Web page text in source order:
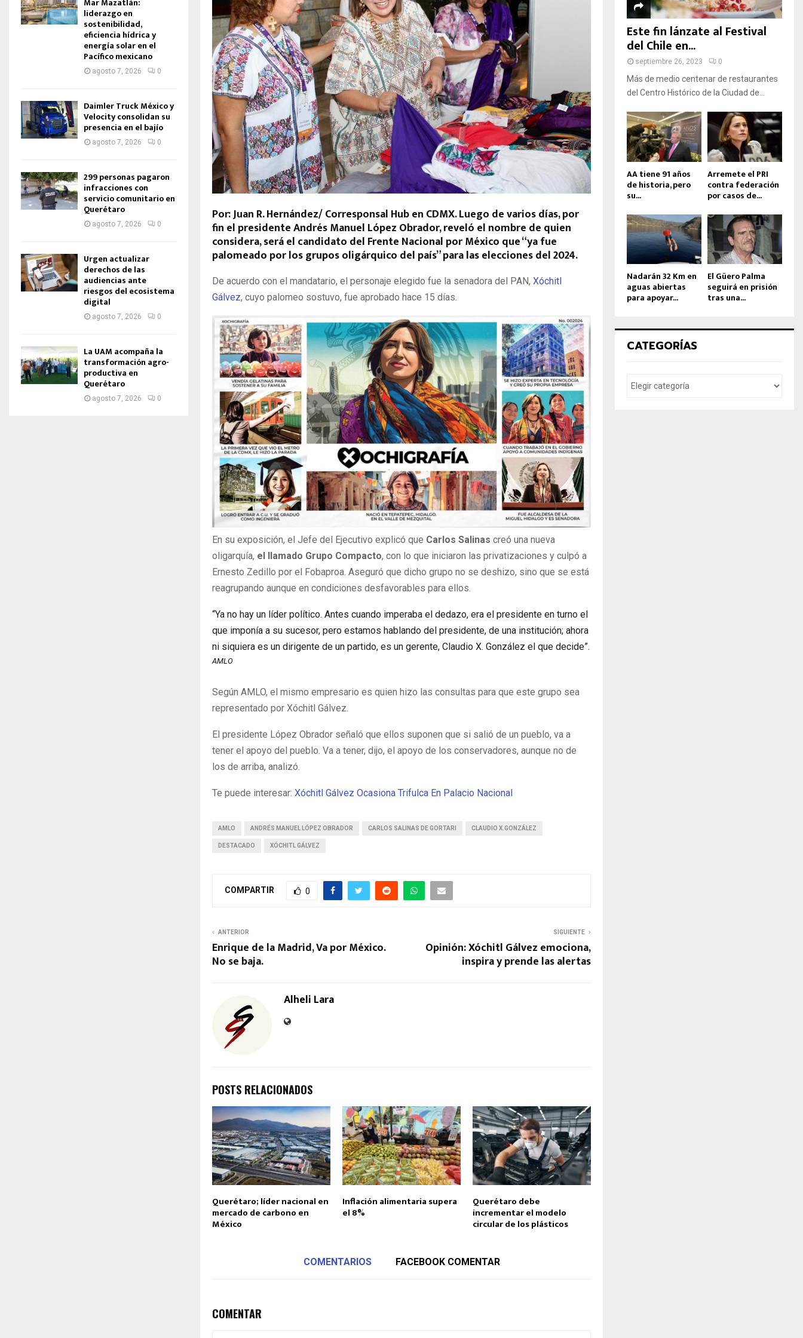
Por: Juan R. Hernández/ Corresponsal Hub en CDMX. Luego de varios días, por
fin el presidente Andrés Manuel López Obrador, reveló el nombre de quien
considera, será el candidato del Frente Nacional por México que “ya fue
palomeado por los grupos oligárquico del país” para las elecciones del 2024.
De acuerdo con el mandatario, el personaje elegido fue la senadora del PAN, Xóchitl
Gálvez, cuyo palomeo sostuvo, fue aprobado hace 15 días.
En su exposición, el Jefe del Ejecutivo explicó que Carlos Salinas creó una nueva
oligarquía, el llamado Grupo Compacto, con lo que iniciaron las privatizaciones y culpó a
Ernesto Zedillo por el Fobaproa. Aseguró que dicho grupo no se deshizo, sino que se está
reagrupando aunque en condiciones desfavorables para ellos.
“Ya no hay un líder político. Antes cuando imperaba el dedazo, era el presidente en turno el
que imponía a su sucesor, pero estamos hablando del presidente, de una institución; ahora
ni siquiera es un dirigente de un partido, es un gerente, Claudio X. González el que decide”.
AMLO
Según AMLO, el mismo empresario es quien hizo las consultas para que este grupo sea
representado por Xóchitl Gálvez.
El presidente López Obrador señaló que ellos suponen que si salió de un pueblo, va a
tener el apoyo del pueblo. Va a tener, dijo, el apoyo de los conservadores, aunque no de
los de arriba, analizó.
Te puede interesar: Xóchitl Gálvez Ocasiona Trifulca En Palacio Nacional
AMLO ANDRÉS MANUEL LÓPEZ OBRADOR CARLOS SALINAS DE GORTARI CLAUDIO X.GONZÁLEZ
DESTACADO XÓCHITL GÁLVEZ
COMPARTIR 0
ANTERIOR
Enrique de la Madrid, Va por México.
No se baja.
SIGUIENTE
Opinión: Xóchitl Gálvez emociona,
inspira y prende las alertas
Alheli Lara
POSTS RELACIONADOS
Querétaro; líder nacional en
mercado de carbono en
México
Inflación alimentaria supera
el 8%
Querétaro debe
incrementar el modelo
circular de los plásticos
COMENTARIOS FACEBOOK COMENTAR
COMENTAR
liderazgo en
sostenibilidad,
eficiencia hídrica y
energía solar en el
Pacífico mexicano
agosto 7, 2026 0
Daimler Truck México y
Velocity consolidan su
presencia en el bajío
agosto 7, 2026 0
299 personas pagaron
infracciones con
servicio comunitario en
Querétaro
agosto 7, 2026 0
Urgen actualizar
derechos de las
audiencias ante
riesgos del ecosistema
digital
agosto 7, 2026 0
La UAM acompaña la
transformación agro-
productiva en
Querétaro
agosto 7, 2026 0
A
Este fin lánzate al Festival
del Chile en...
septiembre 26, 2023 0
Más de medio centenar de restaurantes
del Centro Histórico de la Ciudad de...
AA tiene 91 años
de historia, pero
su...
Arremete el PRI
contra federación
por casos de...
Nadarán 32 Km en
aguas abiertas
para apoyar...
El Güero Palma
seguirá en prisión
tras una...
CATEGORÍAS